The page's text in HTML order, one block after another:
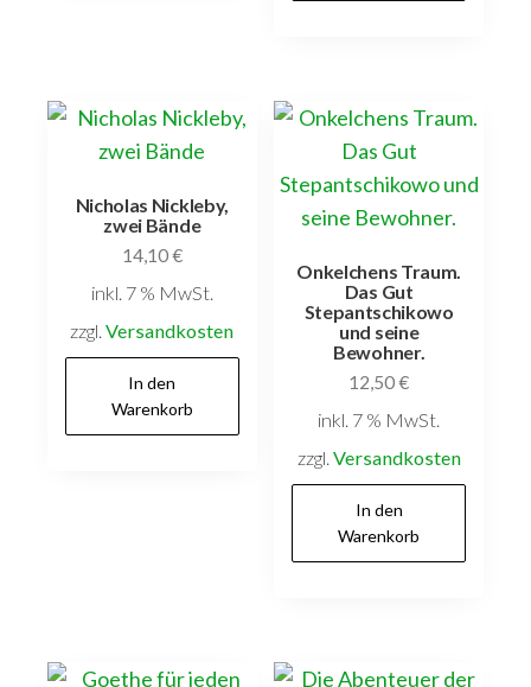
Nicholas Nickleby,
zwei Bände
14,10€
inkl. 7 % MwSt.
zzgl.Versandkosten
In den
Warenkorb
Onkelchens Traum.
Das Gut
Stepantschikowo
und seine
Bewohner.
12,50€
inkl. 7 % MwSt.
zzgl. Versandkosten
In den
Warenkorb